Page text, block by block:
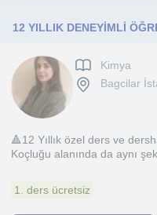
Kimya
Bagcilar
🔺12 Yıllık özel ders ve
Koçluğu alanında da aynı
1. ders ücretsiz